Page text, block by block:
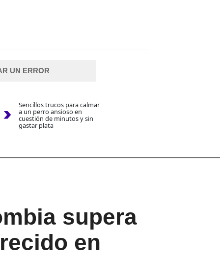
UN ERROR
Sencillos trucos para calmar
a un perro ansioso en
cuestión de minutos y sin
gastar plata
supera
en